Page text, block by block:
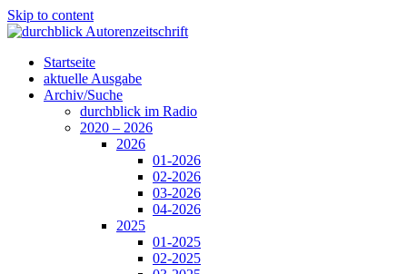
Skip to content
Startseite
aktuelle Ausgabe
Archiv/Suche
durchblick im Radio
2020 – 2026
2026
01-2026
02-2026
03-2026
04-2026
2025
01-2025
02-2025